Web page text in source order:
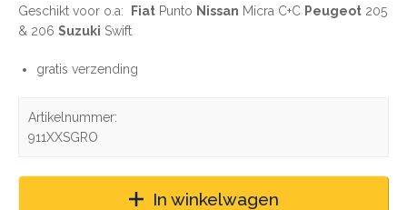
Geschikt voor o.a: Fiat Punto Nissan Micra C+C Peugeot 205
& 206 Suzuki Swift
gratis verzending
Artikelnummer:
911XXSGRO
In winkelwagen